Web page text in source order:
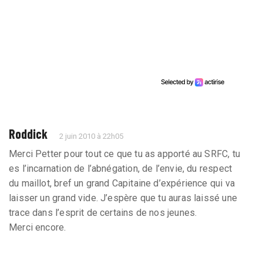
Roddick 2 juin 2010 à 22h05
Merci Petter pour tout ce que tu as apporté au SRFC, tu
es l’incarnation de l’abnégation, de l’envie, du respect
du maillot, bref un grand Capitaine d’expérience qui va
laisser un grand vide. J’espère que tu auras laissé une
trace dans l’esprit de certains de nos jeunes.
Merci encore.